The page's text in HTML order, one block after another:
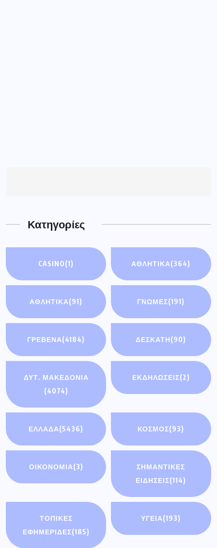
Κατηγορίες
CASINO(1) ΑΘΛΗΤΙΚΑ(364)
ΑΘΛΗΤΙΚΆ(91) ΓΝΩΜΕΣ(191)
ΓΡΕΒΕΝΑ(4184) ΔΕΣΚΑΤΗ(90)
ΔΥΤ. ΜΑΚΕΔΟΝΙΑ
(4074)
ΕΚΔΗΛΩΣΕΙΣ(2)
ΕΛΛΑΔΑ(5436) ΚΟΣΜΟΣ(93)
ΟΙΚΟΝΟΜΊΑ(3)
ΣΗΜΑΝΤΙΚΈΣ
ΕΙΔΉΣΕΙΣ(114)
ΤΟΠΙΚΕΣ
ΕΦΗΜΕΡΙΔΕΣ(185)
ΥΓΕΙΑ(193)